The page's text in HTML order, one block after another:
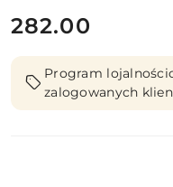
cena:
282.00
Program
zalogowanych